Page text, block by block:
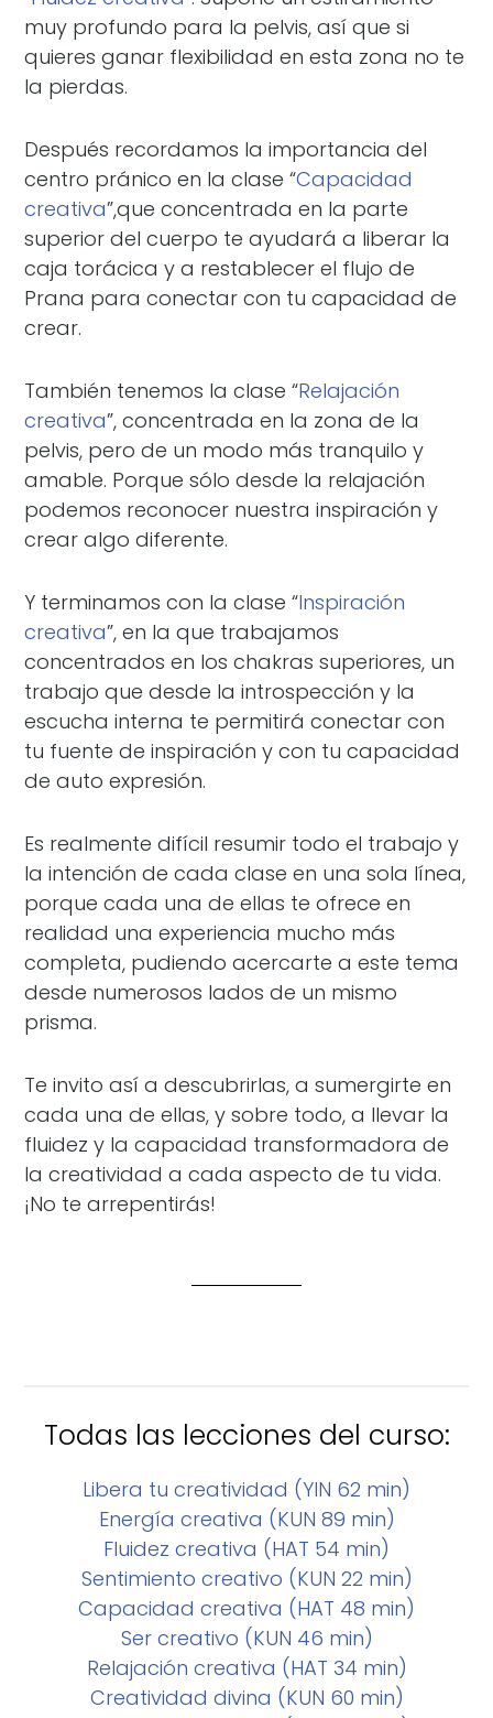
muy profundo para la pelvis, así que si
quieres ganar flexibilidad en esta zona no te
la pierdas.
Después recordamos la importancia del
centro pránico en la clase “Capacidad
creativa”,que concentrada en la parte
superior del cuerpo te ayudará a liberar la
caja torácica y a restablecer el flujo de
Prana para conectar con tu capacidad de
crear.
También tenemos la clase “Relajación
creativa”, concentrada en la zona de la
pelvis, pero de un modo más tranquilo y
amable. Porque sólo desde la relajación
podemos reconocer nuestra inspiración y
crear algo diferente.
Y terminamos con la clase “Inspiración
creativa”, en la que trabajamos
concentrados en los chakras superiores, un
trabajo que desde la introspección y la
escucha interna te permitirá conectar con
tu fuente de inspiración y con tu capacidad
de auto expresión.
Es realmente difícil resumir todo el trabajo y
la intención de cada clase en una sola línea,
porque cada una de ellas te ofrece en
realidad una experiencia mucho más
completa, pudiendo acercarte a este tema
desde numerosos lados de un mismo
prisma.
Te invito así a descubrirlas, a sumergirte en
cada una de ellas, y sobre todo, a llevar la
fluidez y la capacidad transformadora de
la creatividad a cada aspecto de tu vida.
¡No te arrepentirás!
Todas las lecciones del curso:
Libera tu creatividad (YIN 62 min)
Energía creativa (KUN 89 min)
Fluidez creativa (HAT 54 min)
Sentimiento creativo (KUN 22 min)
Capacidad creativa (HAT 48 min)
Ser creativo (KUN 46 min)
Relajación creativa (HAT 34 min)
Creatividad divina (KUN 60 min)